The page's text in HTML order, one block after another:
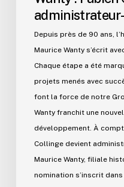
Depuis près de 90 ans,
Maurice Wanty s’écrit
Chaque étape a été
projets menés avec
font la force de notre
Wanty franchit une
développement. À
Collinge devient
Maurice Wanty, filiale
nomination s’inscrit